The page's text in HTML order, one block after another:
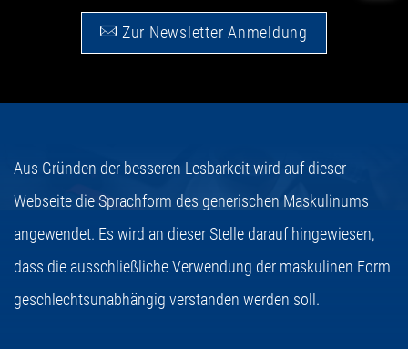
Zur Newsletter Anmeldung
Aus Gründen der besseren Lesbarkeit wird auf dieser
Webseite die Sprachform des generischen Maskulinums
angewendet. Es wird an dieser Stelle darauf hingewiesen,
dass die ausschließliche Verwendung der maskulinen Form
geschlechtsunabhängig verstanden werden soll.